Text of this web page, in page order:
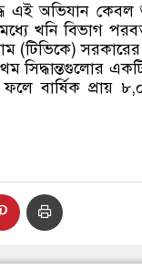
এই অভিযান
খনি বিভাগ
(টিভিকে)
সিদ্ধান্তগুলোর
বার্ষিক প্রায় ৮,